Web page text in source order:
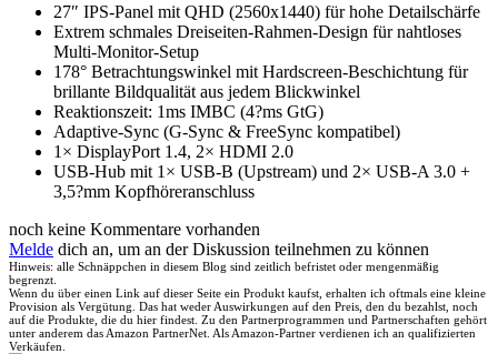
27″ IPS-Panel mit QHD (2560x1440) für hohe Detailschärfe
Extrem schmales Dreiseiten-Rahmen-Design für nahtloses
Multi-Monitor-Setup
178° Betrachtungswinkel mit Hardscreen-Beschichtung für
brillante Bildqualität aus jedem Blickwinkel
Reaktionszeit: 1ms IMBC (4?ms GtG)
Adaptive-Sync (G-Sync & FreeSync kompatibel)
1× DisplayPort 1.4, 2× HDMI 2.0
USB-Hub mit 1× USB-B (Upstream) und 2× USB-A 3.0 +
3,5?mm Kopfhöreranschluss
noch keine Kommentare vorhanden
Melde dich an, um an der Diskussion teilnehmen zu können
Hinweis: alle Schnäppchen in diesem Blog sind zeitlich befristet oder mengenmäßig
begrenzt.
Wenn du über einen Link auf dieser Seite ein Produkt kaufst, erhalten ich oftmals eine kleine
Provision als Vergütung. Das hat weder Auswirkungen auf den Preis, den du bezahlst, noch
auf die Produkte, die du hier findest. Zu den Partnerprogrammen und Partnerschaften gehört
unter anderem das Amazon PartnerNet. Als Amazon-Partner verdienen ich an qualifizierten
Verkäufen.